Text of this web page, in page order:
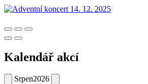
Kalendář akcí
Srpen2026